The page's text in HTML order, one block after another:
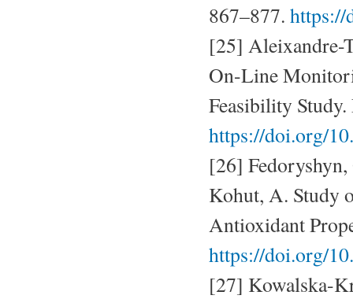
867–877. https://
[25] Aleixandre-
On-Line
Feasibility
https://doi.org/
[26]
Kohut, A. Study
Antioxidant
https://doi.org/
[27] Kowalska-